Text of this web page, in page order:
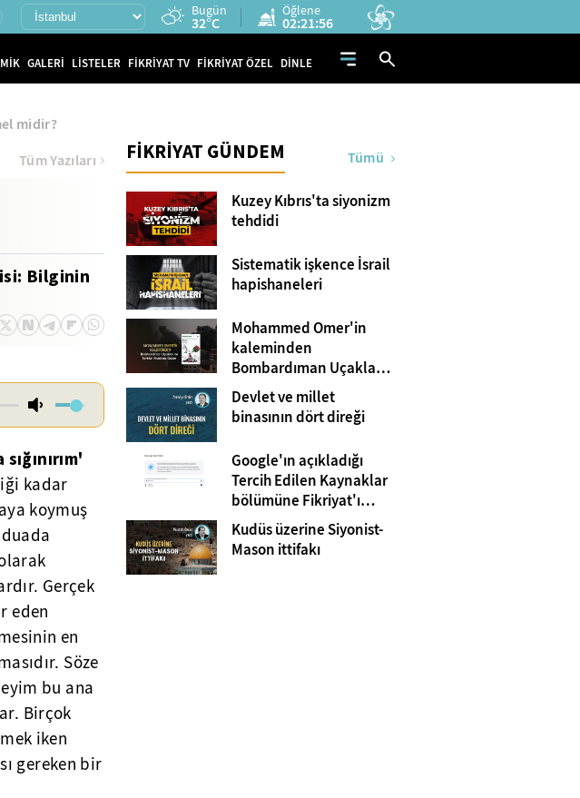
Bugün
32°C
Öğlene
02:21:55
GALERİ LİSTELER FİKRİYAT TV FİKRİYAT ÖZEL DİNLE
midir?
Bilginin
Tüm Yazıları
kadar
koymuş
Gerçek
eden
en
Söze
bu ana
Birçok
iken
gereken bir
FİKRİYAT GÜNDEM Tümü
Kuzey Kıbrıs'ta siyonizm
tehdidi
Sistematik işkence İsrail
hapishaneleri
Mohammed Omer'in
kaleminden
Bombardıman Uçakları
ve Tanklar Arasında
Gazze
Devlet ve millet
binasının dört direği
Google'ın açıkladığı
Tercih Edilen Kaynaklar
bölümüne Fikriyat'ı
eklemeyi unutmayın!
Kudüs üzerine Siyonist-
Mason ittifakı